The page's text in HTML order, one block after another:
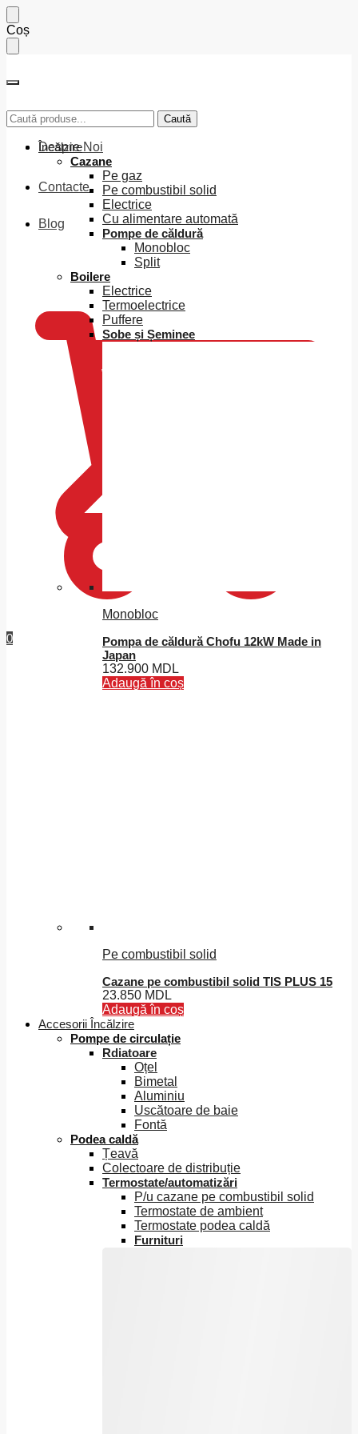
Skip
to
navigation
Skip
to
content
Coș
Caută
după:
Caută
Despre Noi
Contacte
Blog
0
Caută
după:
Caută
Încălzire
Cazane
Pe gaz
Pe combustibil solid
Electrice
Cu alimentare automată
Pompe de căldură
Monobloc
Split
Boilere
Electrice
Termoelectrice
Puffere
Sobe și Șeminee
Monobloc
Pompa de căldură Chofu 12kW Made in
Japan
132.900 MDL
Adaugă în coș
Pe combustibil solid
Cazane pe combustibil solid TIS PLUS 15
23.850 MDL
Adaugă în coș
Accesorii Încălzire
Pompe de circulație
Rdiatoare
Oțel
Bimetal
Aluminiu
Uscătoare de baie
Fontă
Podea caldă
Țeavă
Colectoare de distribuție
Termostate/automatizări
P/u cazane pe combustibil solid
Termostate de ambient
Termostate podea caldă
Furnituri